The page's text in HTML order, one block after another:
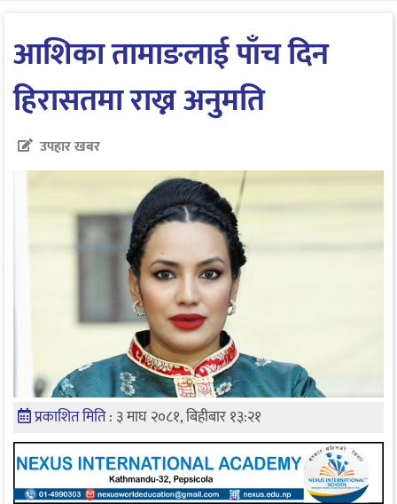
आशिका तामाङलाई पाँच दिन
हिरासतमा राख्न अनुमति
उपहार खबर
प्रकाशित मिति : ३ माघ २०८१, बिहीबार १३:२१